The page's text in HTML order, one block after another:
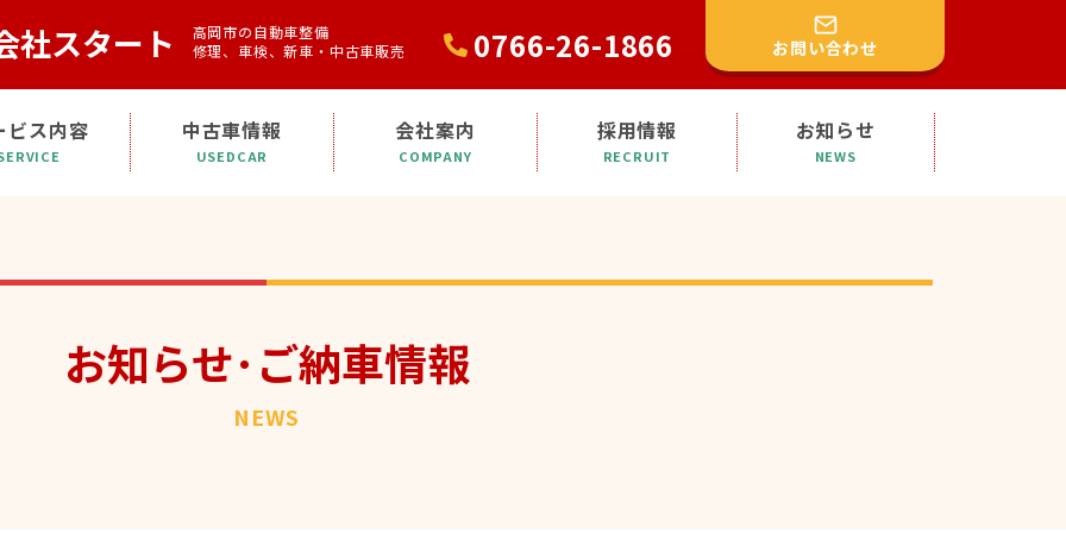
社スタート
高岡市の自動車整備
修理、車検、新車・中古車販売
0766-26-1866 お問い合わせ
ビス内容 中古車情報
USEDCAR
会社案内
COMPANY
採用情報
RECRUIT
お知らせ
NEWS
お知らせ･ご納車情報
NEWS